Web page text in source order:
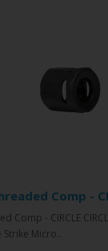
Comp -
Comp - CIRCLE
Micro..